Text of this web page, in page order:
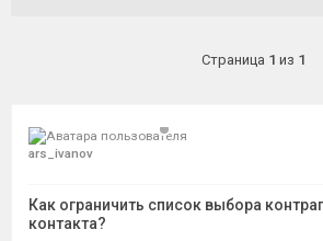
Активные
Страница 1 из 1
ars_ivanov
Как ограничить список выбора
контакта?